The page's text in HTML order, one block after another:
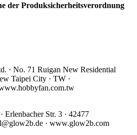
der Produksicherheitsverordnung
· No. 71 Ruigan New Residential
Taipei City · TW ·
Str. 3 · 42477
· www.glow2b.com